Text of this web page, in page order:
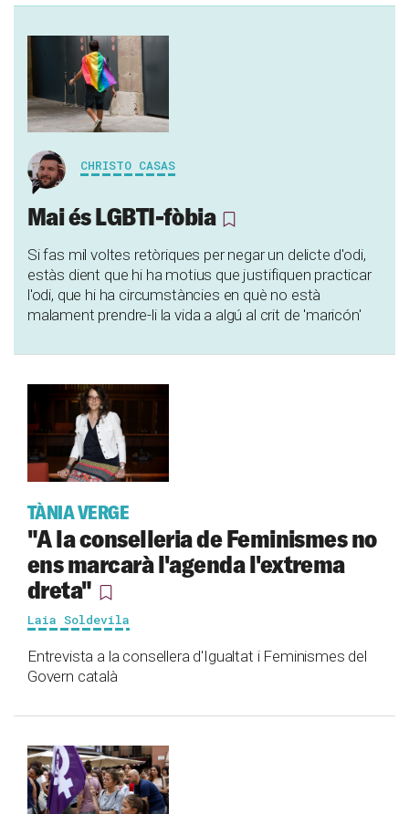
CHRISTO CASAS
Mai és LGBTI-fòbia
Si fas mil voltes retòriques per negar un delicte d'odi,
estàs dient que hi ha motius que justifiquen practicar
l'odi, que hi ha circumstàncies en què no està
malament prendre-li la vida a algú al crit de 'maricón'
TÀNIA VERGE
"A la conselleria de Feminismes no
ens marcarà l'agenda l'extrema
dreta"
Laia Soldevila
Entrevista a la consellera d'Igualtat i Feminismes del
Govern català